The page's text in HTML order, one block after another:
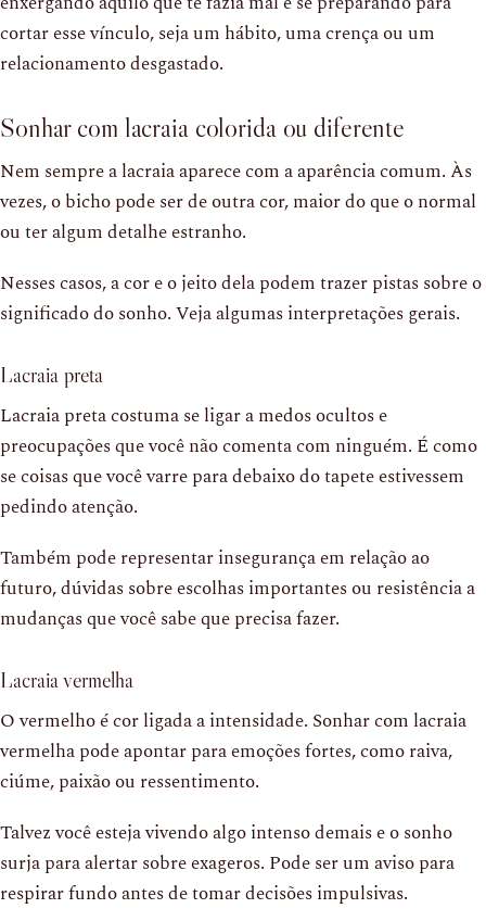
cortar esse vínculo, seja um hábito, uma crença ou um
relacionamento desgastado.
Sonhar com lacraia colorida ou diferente
Nem sempre a lacraia aparece com a aparência comum. Às
vezes, o bicho pode ser de outra cor, maior do que o normal
ou ter algum detalhe estranho.
Nesses casos, a cor e o jeito dela podem trazer pistas sobre o
significado do sonho. Veja algumas interpretações gerais.
Lacraia preta
Lacraia preta costuma se ligar a medos ocultos e
preocupações que você não comenta com ninguém. É como
se coisas que você varre para debaixo do tapete estivessem
pedindo atenção.
Também pode representar insegurança em relação ao
futuro, dúvidas sobre escolhas importantes ou resistência a
mudanças que você sabe que precisa fazer.
Lacraia vermelha
O vermelho é cor ligada a intensidade. Sonhar com lacraia
vermelha pode apontar para emoções fortes, como raiva,
ciúme, paixão ou ressentimento.
Talvez você esteja vivendo algo intenso demais e o sonho
surja para alertar sobre exageros. Pode ser um aviso para
respirar fundo antes de tomar decisões impulsivas.